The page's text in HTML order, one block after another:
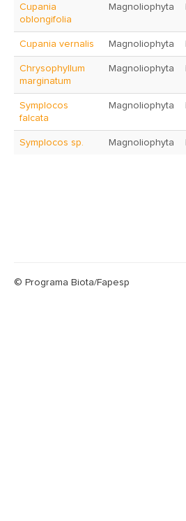
Cupania
oblongifolia
Magnoliophyta
Cupania vernalis Magnoliophyta
Chrysophyllum
marginatum
Magnoliophyta
Symplocos
falcata
Magnoliophyta
Symplocos sp. Magnoliophyta
© Programa Biota/Fapesp